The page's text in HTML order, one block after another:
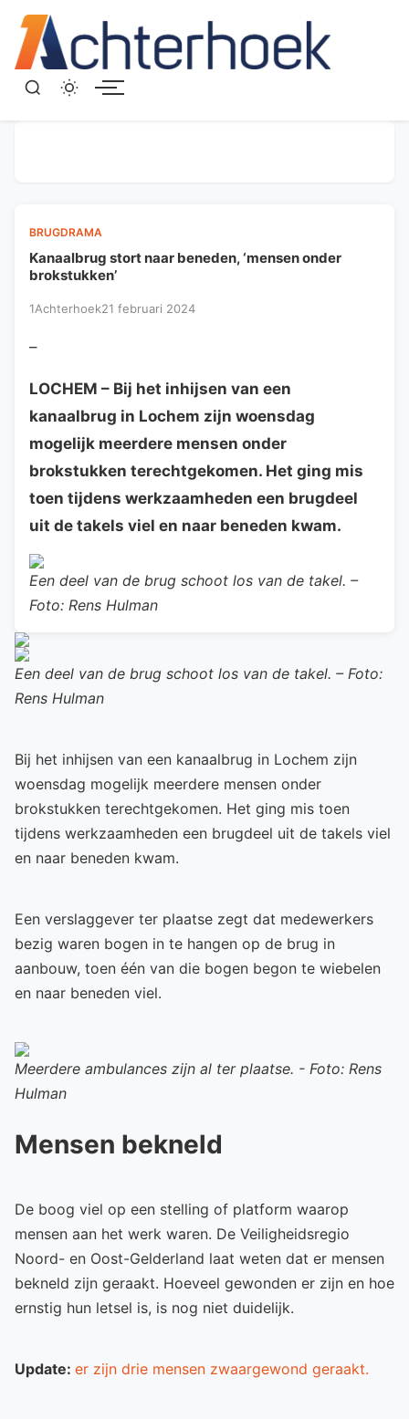
BRUGDRAMA
Kanaalbrug stort naar beneden, ‘mensen onder
brokstukken’
1Achterhoek21 februari 2024
–
LOCHEM – Bij het inhijsen van een
kanaalbrug in Lochem zijn woensdag
mogelijk meerdere mensen onder
brokstukken terechtgekomen. Het ging mis
toen tijdens werkzaamheden een brugdeel
uit de takels viel en naar beneden kwam.
Een deel van de brug schoot los van de takel. –
Foto: Rens Hulman
Een deel van de brug schoot los van de takel. – Foto:
Rens Hulman
Bij het inhijsen van een kanaalbrug in Lochem zijn
woensdag mogelijk meerdere mensen onder
brokstukken terechtgekomen. Het ging mis toen
tijdens werkzaamheden een brugdeel uit de takels viel
en naar beneden kwam.
Een verslaggever ter plaatse zegt dat medewerkers
bezig waren bogen in te hangen op de brug in
aanbouw, toen één van die bogen begon te wiebelen
en naar beneden viel.
Meerdere ambulances zijn al ter plaatse. - Foto: Rens
Hulman
Mensen bekneld
De boog viel op een stelling of platform waarop
mensen aan het werk waren. De Veiligheidsregio
Noord- en Oost-Gelderland laat weten dat er mensen
bekneld zijn geraakt. Hoeveel gewonden er zijn en hoe
ernstig hun letsel is, is nog niet duidelijk.
Update: er zijn drie mensen zwaargewond geraakt.